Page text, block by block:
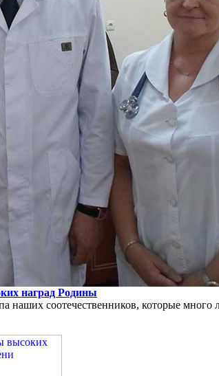
наград Родины
соотечественников, которые много